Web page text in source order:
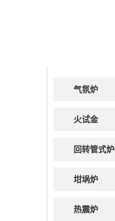
气氛炉
火试金
回转管式炉
坩埚炉
热震炉